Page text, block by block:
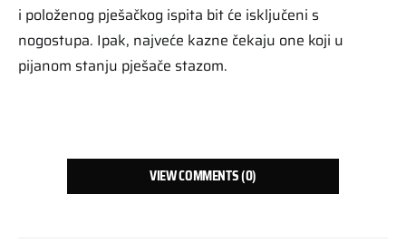
i položenog pješačkog ispita bit će isključeni s
nogostupa. Ipak, najveće kazne čekaju one koji u
pijanom stanju pješače stazom.
VIEW COMMENTS (0)